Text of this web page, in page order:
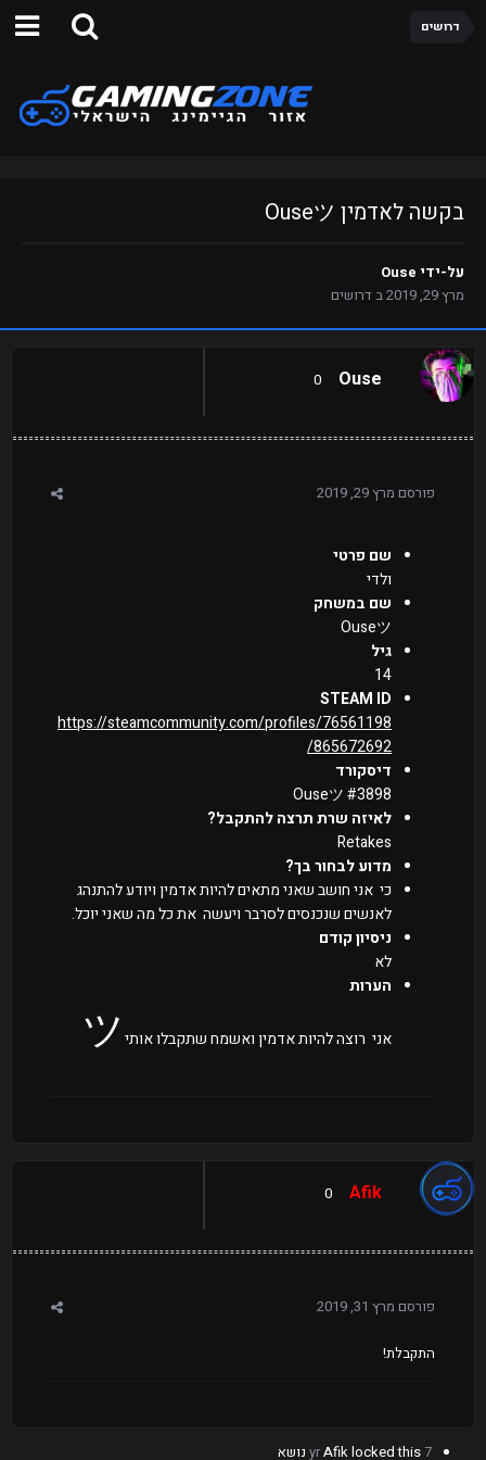
דרושים
בקשה לאדמין Ouseツ
על-ידי Ouse
מרץ 29, 2019
בדרושים
Ouse
0
פורסם מרץ 29, 2019
שם פרטי
ולדי
שם במשחק
Ouseツ
גיל
14
STEAM ID
https://steamcommunity.com/profiles/76561198
865672692/
דיסקורד
Ouseツ #3898
לאיזה שרת תרצה להתקבל?
Retakes
מדוע לבחור בך?
כי אני חושב שאני מתאים להיות אדמין ויודע להתנהג
לאנשים שנכנסים לסרבר ויעשה את כל מה שאני יוכל.
ניסיון קודם
לא
הערות
אני רוצה להיות אדמין ואשמח שתקבלו אותי ツ
Afik
0
פורסם מרץ 31, 2019
התקבלת!
7 yr
Afiklocked this נושא